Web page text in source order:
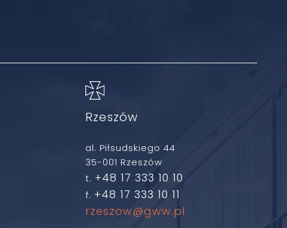
Rzeszów
al. Piłsudskiego 44
35-001 Rzeszów
t. +48 17 333 10 10
f. +48 17 333 10 11
rzeszow@gww.pl